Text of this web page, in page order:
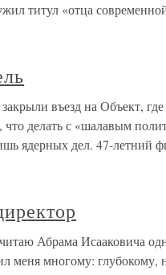
титул «отца
въезд на Объект,
что делать с «шалавым
ядерных дел. 47-летний
Абрама Исааковича
меня многому: